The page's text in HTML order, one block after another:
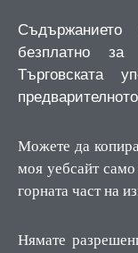
безплатно за
Търговската
Можете да
моя уебсайт
горната част на
Нямате